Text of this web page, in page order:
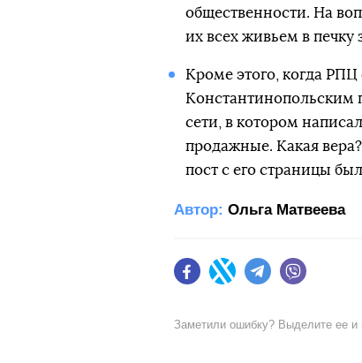
общественности. На
их всех живьем в печку
Кроме этого, когда
Константинопольским
сети, в котором
продажные. Какая
пост с его страницы
Автор: Ольга Матвеева
FacebookTwitter Telegram
Заметили ошибку? Выделите ее и